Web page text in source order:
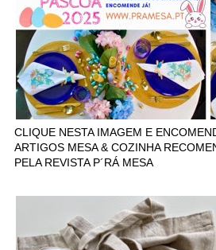
CLIQUE NESTA IMAGEM E
ARTIGOS MESA & COZINHA
PELA REVISTA P´RÁ MESA